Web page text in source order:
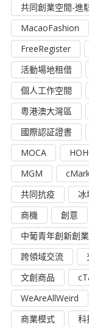
共同創業空間-進
MacaoFashion
FreeRegister
活動場地租借
個人工作空間
粵港澳大灣區
國際認証證書
MOCA
MGM
共同抗疫
冰
商機
創意
中葡青年創新創
跨領域交流
文創商品
WeAreAllWeird
商業模式
科